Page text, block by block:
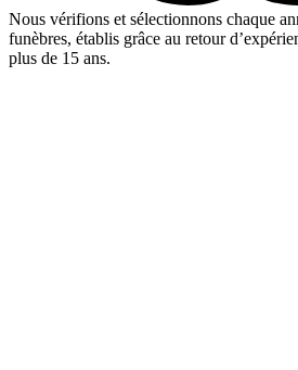
Nous vérifions et sélectionnons chaque
funèbres, établis grâce au retour
plus de 15 ans.